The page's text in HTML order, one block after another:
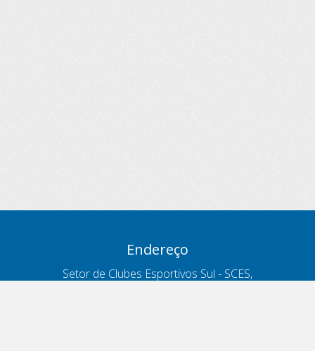
Endereço
Setor de Clubes Esportivos Sul - SCES,